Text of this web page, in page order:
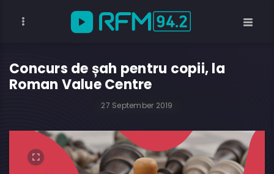
Concurs de șah pentru copii, la
Roman Value Centre
27 September 2019